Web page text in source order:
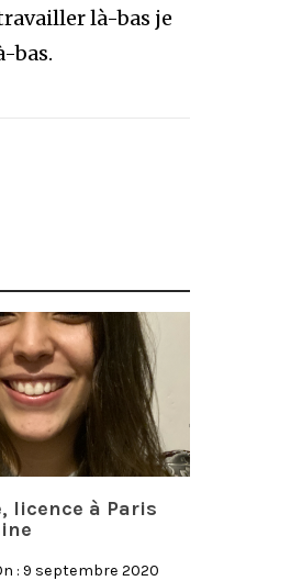
là-bas je
bas.
licence à Paris
: 9 septembre 2020